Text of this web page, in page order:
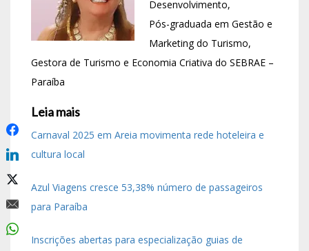
Desenvolvimento,
Pós-graduada em Gestão e
Marketing do Turismo,
Gestora de Turismo e Economia Criativa do SEBRAE –
Paraíba
Leia mais
Carnaval 2025 em Areia movimenta rede hoteleira e
cultura local
Azul Viagens cresce 53,38% número de passageiros
para Paraíba
Inscrições abertas para especialização guias de